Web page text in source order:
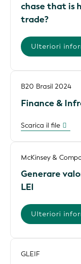
chase that is
trade?
Ulteriori
B20 Brasil 2024
Finance &
Scarica il file
McKinsey &
Generare
LEI
Ulteriori
GLEIF